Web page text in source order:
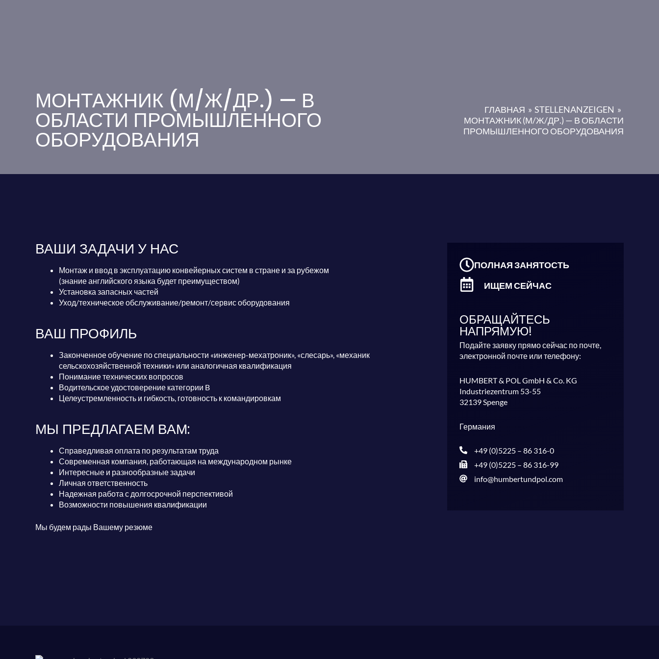
МОНТАЖНИК (М/Ж/ДР.) — В
ОБЛАСТИ ПРОМЫШЛЕННОГО
ОБОРУДОВАНИЯ
ГЛАВНАЯ
STELLENANZEIGEN
МОНТАЖНИК (М/Ж/ДР.) — В ОБЛАСТИ
ПРОМЫШЛЕННОГО ОБОРУДОВАНИЯ
ВАШИ ЗАДАЧИ У НАС
Монтаж и ввод в эксплуатацию конвейерных систем в стране и за рубежом
(знание английского языка будет преимуществом)
Установка запасных частей
Уход/техническое обслуживание/ремонт/сервис оборудования
ВАШ ПРОФИЛЬ
Законченное обучение по специальности «инженер-мехатроник», «слесарь», «механик
сельскохозяйственной техники» или аналогичная квалификация
Понимание технических вопросов
Водительское удостоверение категории B
Целеустремленность и гибкость, готовность к командировкам
МЫ ПРЕДЛАГАЕМ ВАМ:
Справедливая оплата по результатам труда
Современная компания, работающая на международном рынке
Интересные и разнообразные задачи
Личная ответственность
Надежная работа с долгосрочной перспективой
Возможности повышения квалификации
Мы будем рады Вашему резюме
ПОЛНАЯ ЗАНЯТОСТЬ
ИЩЕМ СЕЙЧАС
ОБРАЩАЙТЕСЬ
НАПРЯМУЮ!
Подайте заявку прямо сейчас по почте,
электронной почте или телефону:
HUMBERT & POL GmbH & Co. KG
Industriezentrum 53-55
32139 Spenge
Германия
+49 (0)5225 – 86 316-0
+49 (0)5225 – 86 316-99
info@humbertundpol.com